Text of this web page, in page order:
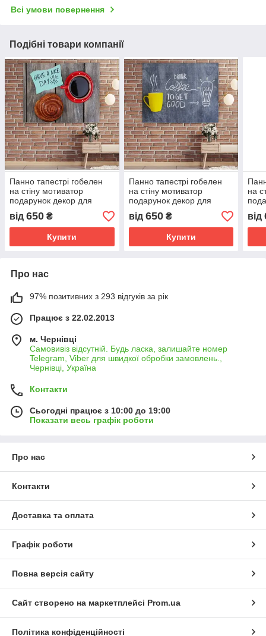
Всі умови повернення
Подібні товари компанії
Панно тапестрі гобелен
на стіну мотиватор
подарунок декор для
кафе ресторанів їжа
продукти страви кава
від 650 ₴
Купити
Панно тапестрі гобелен
на стіну мотиватор
подарунок декор для
кафе ресторанів їжа
продукти страви кава 1
від 650₴
Купити
на
від
Про нас
97% позитивних з 293 відгуків за рік
Працює з 22.02.2013
м. Чернівці
Самовивіз відсутній. Будь ласка, залишайте номер
Telegram, Viber для швидкої обробки замовлень.,
Чернівці, Україна
Контакти
Сьогодні працює з 10:00 до 19:00
Показати весь графік роботи
Про нас
Контакти
Доставка та оплата
Графік роботи
Повна версія сайту
Сайт створено на маркетплейсі Prom.ua
Політика конфіденційності